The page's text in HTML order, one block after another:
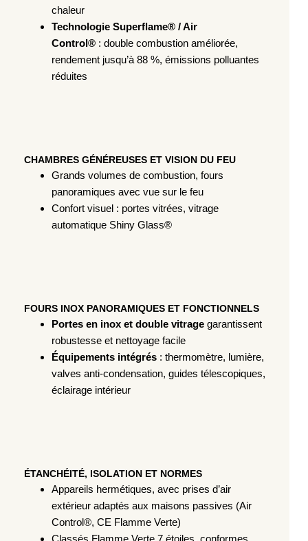
chaleur
Technologie Superflame® / Air
Control® : double combustion améliorée,
rendement jusqu’à 88 %, émissions polluantes
réduites
CHAMBRES GÉNÉREUSES ET VISION DU FEU
Grands volumes de combustion, fours
panoramiques avec vue sur le feu
Confort visuel : portes vitrées, vitrage
automatique Shiny Glass®
FOURS INOX PANORAMIQUES ET FONCTIONNELS
Portes en inox et double vitrage garantissent
robustesse et nettoyage facile
Équipements intégrés : thermomètre, lumière,
valves anti-condensation, guides télescopiques,
éclairage intérieur
ÉTANCHÉITÉ, ISOLATION ET NORMES
Appareils hermétiques, avec prises d’air
extérieur adaptés aux maisons passives (Air
Control®, CE Flamme Verte)
Classés Flamme Verte 7 étoiles, conformes